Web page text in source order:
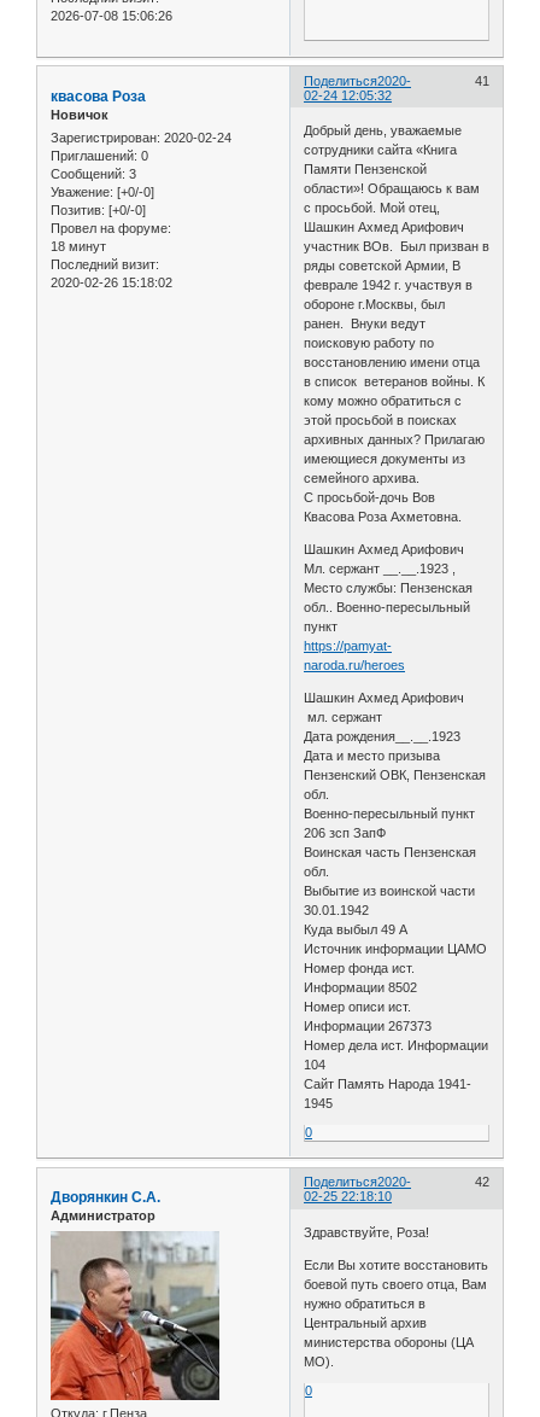
2026-07-08 15:06:26
Поделиться 41
2020-
02-24 12:05:32
квасова Роза
Новичок
Зарегистрирован: 2020-02-24
Приглашений: 0
Сообщений: 3
Уважение: [+0/-0]
Позитив: [+0/-0]
Провел на форуме:
18 минут
Последний визит:
2020-02-26 15:18:02
Добрый день, уважаемые
сотрудники сайта «Книга
Памяти Пензенской
области»! Обращаюсь к вам
с просьбой. Мой отец,
Шашкин Ахмед Арифович
участник ВОв. Был призван в
ряды советской Армии, В
феврале 1942 г. участвуя в
обороне г.Москвы, был
ранен. Внуки ведут
поисковую работу по
восстановлению имени отца
в список ветеранов войны. К
кому можно обратиться с
этой просьбой в поисках
архивных данных? Прилагаю
имеющиеся документы из
семейного архива.
С просьбой-дочь Вов
Квасова Роза Ахметовна.
Шашкин Ахмед Арифович
Мл. сержант __.__.1923 ,
Место службы: Пензенская
обл.. Военно-пересыльный
пункт
https://pamyat-
naroda.ru/heroes
Шашкин Ахмед Арифович
мл. сержант
Дата рождения__.__.1923
Дата и место призыва
Пензенский ОВК, Пензенская
обл.
Военно-пересыльный пункт
206 зсп ЗапФ
Воинская часть Пензенская
обл.
Выбытие из воинской части
30.01.1942
Куда выбыл 49 А
Источник информации ЦАМО
Номер фонда ист.
Информации 8502
Номер описи ист.
Информации 267373
Номер дела ист. Информации
104
Сайт Память Народа 1941-
1945
0
Поделиться 42
2020-
02-25 22:18:10
Дворянкин С.А.
Администратор
Откуда: г.Пенза
Здравствуйте, Роза!
Если Вы хотите восстановить
боевой путь своего отца, Вам
нужно обратиться в
Центральный архив
министерства обороны (ЦА
МО).
0